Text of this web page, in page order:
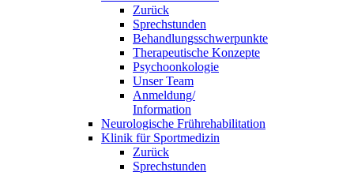
Zurück
Sprechstunden
Behandlungsschwerpunkte
Therapeutische Konzepte
Psychoonkologie
Unser Team
Anmeldung/
Information
Neurologische Frührehabilitation
Klinik für Sportmedizin
Zurück
Sprechstunden